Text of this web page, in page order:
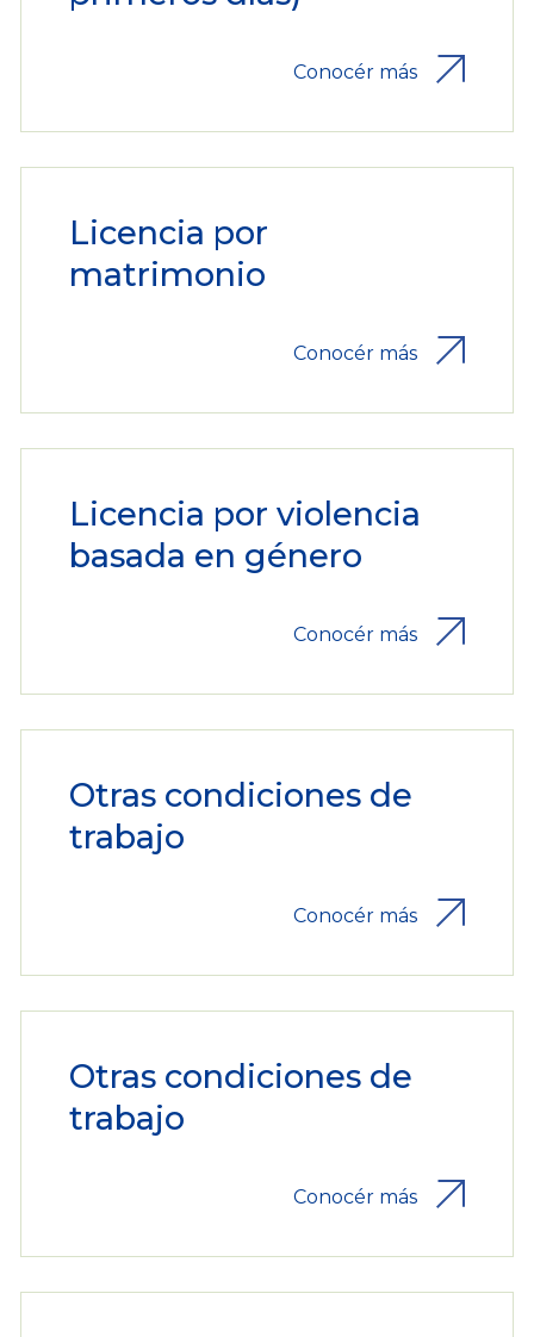
Conocér más
Licencia por
matrimonio
Conocér más
Licencia por violencia
basada en género
Conocér más
Otras condiciones de
trabajo
Conocér más
Otras condiciones de
trabajo
Conocér más